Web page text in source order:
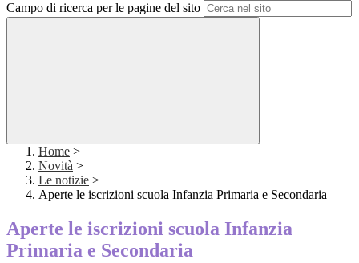
Campo di ricerca per le pagine del sito
Home >
Novità >
Le notizie >
Aperte le iscrizioni scuola Infanzia Primaria e Secondaria
Aperte le iscrizioni scuola Infanzia
Primaria e Secondaria